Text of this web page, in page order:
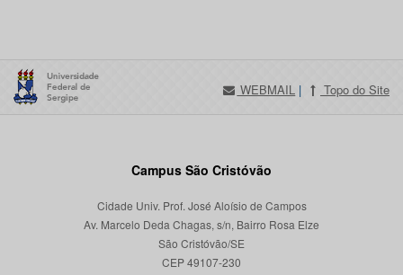
WEBMAIL | Topo do Site
Campus São Cristóvão
Cidade Univ. Prof. José Aloísio de Campos
Av. Marcelo Deda Chagas, s/n, Bairro Rosa Elze
São Cristóvão/SE
CEP 49107-230